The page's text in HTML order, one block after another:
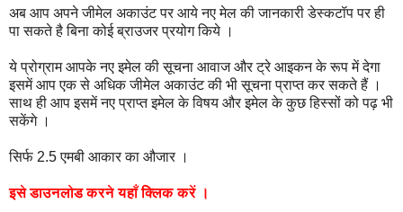
अब आप अपने जीमेल अकाउंट पर आये नए मेल की जानकारी डेस्कटॉप पर ही
पा सकते है बिना कोई ब्राउजर प्रयोग किये ।
ये प्रोग्राम आपके नए इमेल की सूचना आवाज और ट्रे आइकन के रूप में देगा
इसमें आप एक से अधिक जीमेल अकाउंट की भी सूचना प्राप्त कर सकते हैं ।
साथ ही आप इसमें नए प्राप्त इमेल के विषय और इमेल के कुछ हिस्सों को पढ़ भी
सकेंगे ।
सिर्फ 2.5 एमबी आकार का औजार ।
इसे डाउनलोड करने यहाँ क्लिक करें ।